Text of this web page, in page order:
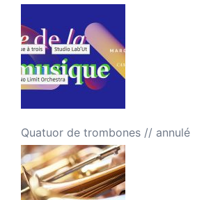
Quatuor de trombones // annulé